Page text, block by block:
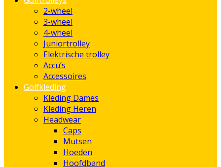
2-wheel
3-wheel
4-wheel
Juniortrolley
Elektrische trolley
Accu’s
Accessoires
Golfkleding
Kleding Dames
Kleding Heren
Headwear
Caps
Mutsen
Hoeden
Hoofdband